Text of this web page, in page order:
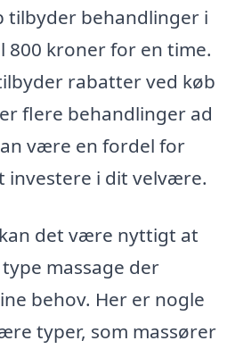
tilbyder behandlinger i
800 kroner for en time.
rabatter ved køb
flere behandlinger ad
være en fordel for
investere i dit velvære.
det være nyttigt at
massage der
behov. Her er nogle
typer, som massører